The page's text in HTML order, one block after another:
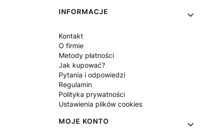
INFORMACJE
Kontakt
O firmie
Metody płatności
Jak kupować?
Pytania i odpowiedzi
Regulamin
Polityka prywatności
Ustawienia plików cookies
MOJE KONTO